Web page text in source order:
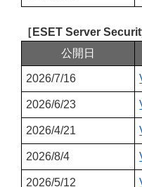
［ESET Server
公開日
2026/7/16
2026/6/23
2026/4/21
2026/8/4
2026/5/12